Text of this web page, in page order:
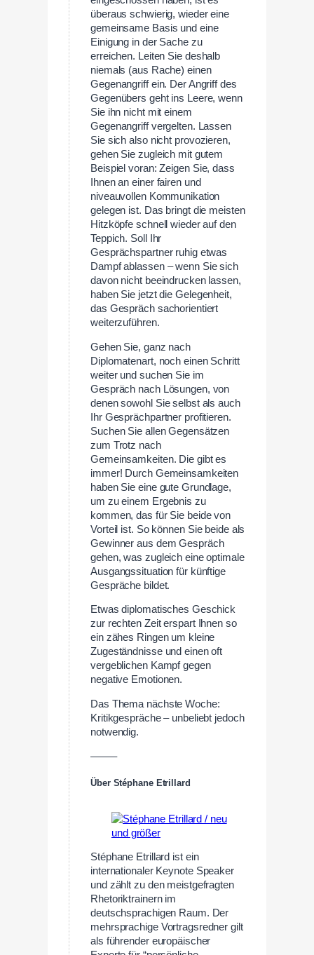
überaus schwierig, wieder eine
gemeinsame Basis und eine
Einigung in der Sache zu
erreichen. Leiten Sie deshalb
niemals (aus Rache) einen
Gegenangriff ein. Der Angriff des
Gegenübers geht ins Leere, wenn
Sie ihn nicht mit einem
Gegenangriff vergelten. Lassen
Sie sich also nicht provozieren,
gehen Sie zugleich mit gutem
Beispiel voran: Zeigen Sie, dass
Ihnen an einer fairen und
niveauvollen Kommunikation
gelegen ist. Das bringt die meisten
Hitzköpfe schnell wieder auf den
Teppich. Soll Ihr
Gesprächspartner ruhig etwas
Dampf ablassen – wenn Sie sich
davon nicht beeindrucken lassen,
haben Sie jetzt die Gelegenheit,
das Gespräch sachorientiert
weiterzuführen.
Gehen Sie, ganz nach
Diplomatenart, noch einen Schritt
weiter und suchen Sie im
Gespräch nach Lösungen, von
denen sowohl Sie selbst als auch
Ihr Gesprächpartner profitieren.
Suchen Sie allen Gegensätzen
zum Trotz nach
Gemeinsamkeiten. Die gibt es
immer! Durch Gemeinsamkeiten
haben Sie eine gute Grundlage,
um zu einem Ergebnis zu
kommen, das für Sie beide von
Vorteil ist. So können Sie beide als
Gewinner aus dem Gespräch
gehen, was zugleich eine optimale
Ausgangssituation für künftige
Gespräche bildet.
Etwas diplomatisches Geschick
zur rechten Zeit erspart Ihnen so
ein zähes Ringen um kleine
Zugeständnisse und einen oft
vergeblichen Kampf gegen
negative Emotionen.
Das Thema nächste Woche:
Kritikgespräche – unbeliebt jedoch
notwendig.
——–
Über Stéphane Etrillard
Stéphane Etrillard ist ein
internationaler Keynote Speaker
und zählt zu den meistgefragten
Rhetoriktrainern im
deutschsprachigen Raum. Der
mehrsprachige Vortragsredner gilt
als führender europäischer